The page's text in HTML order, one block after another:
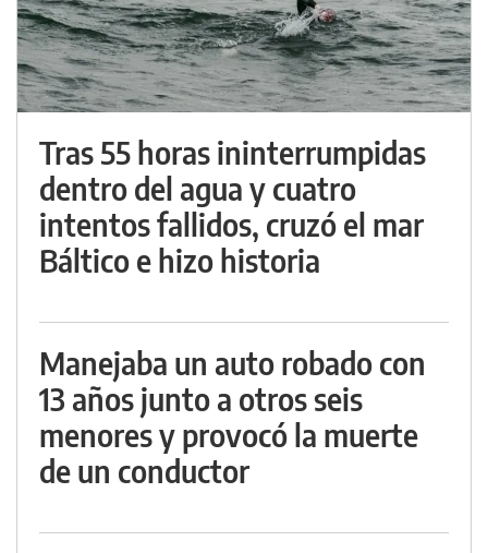
Tras 55 horas ininterrumpidas
dentro del agua y cuatro
intentos fallidos, cruzó el mar
Báltico e hizo historia
Manejaba un auto robado con
13 años junto a otros seis
menores y provocó la muerte
de un conductor